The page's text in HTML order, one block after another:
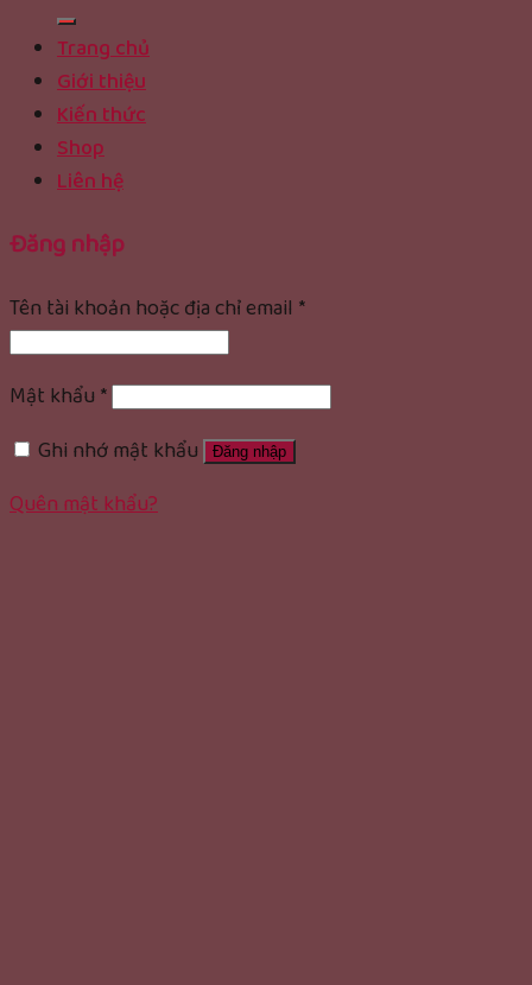
Trang chủ
Giới thiệu
Kiến thức
Shop
Liên hệ
Đăng nhập
Tên tài khoản hoặc địa chỉ email *
Mật khẩu*
Ghi nhớ mật khẩu
Đăng nhập
Quên mật khẩu?